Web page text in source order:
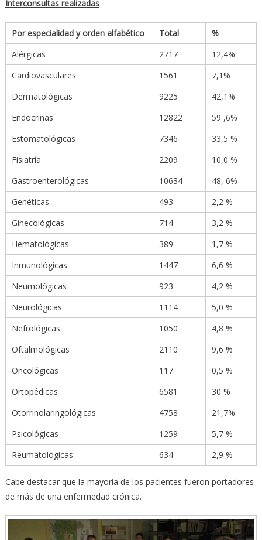
Interconsultas realizadas
Por especialidad y orden alfabético Total
%
Alérgicas
2717
12,4%
Cardiovasculares
1561
7,1%
Dermatológicas
9225
42,1%
Endocrinas
12822
59 ,6%
Estomatológicas
7346
33,5 %
Fisiatría
2209
10,0 %
Gastroenterológicas
10634
48, 6%
Genéticas
493
2,2 %
Ginecológicas
714
3,2 %
Hematológicas
389
1,7 %
Inmunológicas
1447
6,6 %
Neumológicas
923
4,2 %
Neurológicas
1114
5,0 %
Nefrológicas
1050
4,8 %
Oftalmológicas
2110
9,6 %
Oncológicas
117
0,5 %
Ortopédicas
6581
30 %
Otorrinolaringológicas
4758
21,7%
Psicológicas
1259
5,7 %
Reumatológicas
634 2,9 %
Cabe destacar que la mayoría de los pacientes fueron portadores
de más de una enfermedad crónica.